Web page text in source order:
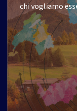
chi vogliamo